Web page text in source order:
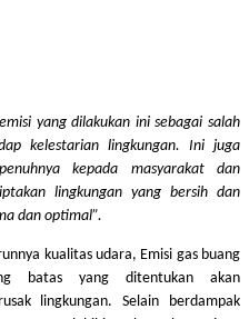
yang dilakukan ini sebagai salah
kelestarian lingkungan. Ini juga
kepada masyarakat dan
lingkungan yang bersih dan
dan optimal”.
kualitas udara, Emisi gas buang
batas yang ditentukan akan
lingkungan. Selain berdampak